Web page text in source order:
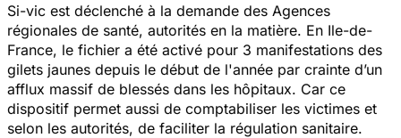
Si-vic est déclenché à la demande des Agences
régionales de santé, autorités en la matière. En Ile-de-
France, le fichier a été activé pour 3 manifestations des
gilets jaunes depuis le début de l'année par crainte d’un
afflux massif de blessés dans les hôpitaux. Car ce
dispositif permet aussi de comptabiliser les victimes et
selon les autorités, de faciliter la régulation sanitaire.